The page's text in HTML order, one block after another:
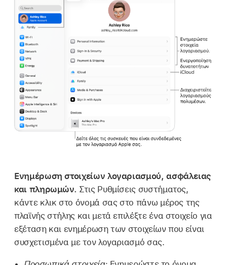
Ενημέρωση στοιχείων λογαριασμού, ασφάλειας
και πληρωμών. Στις Ρυθμίσεις συστήματος,
κάντε κλικ στο όνομά σας στο πάνω μέρος της
πλαϊνής στήλης και μετά επιλέξτε ένα στοιχείο για
εξέταση και ενημέρωση των στοιχείων που είναι
συσχετισμένα με τον λογαριασμό σας.